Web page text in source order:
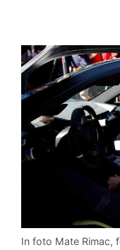
In foto Mate Rimac,